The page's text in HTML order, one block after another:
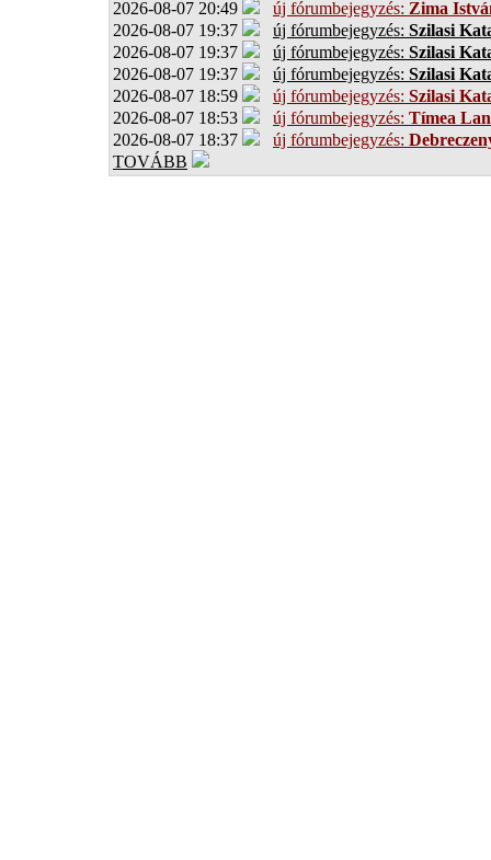
2026-08-07 20:49 új fórumbejegyzés: Zima
2026-08-07 19:37
új fórumbejegyzés: Szilasi
2026-08-07 19:37
új fórumbejegyzés: Szilasi
2026-08-07 19:37
új fórumbejegyzés: Szilasi
2026-08-07 18:59
új fórumbejegyzés: Szilasi
2026-08-07 18:53
új fórumbejegyzés: Tímea
2026-08-07 18:37
új fórumbejegyzés:
TOVÁBB